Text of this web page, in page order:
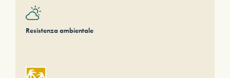
Resistenza ambientale